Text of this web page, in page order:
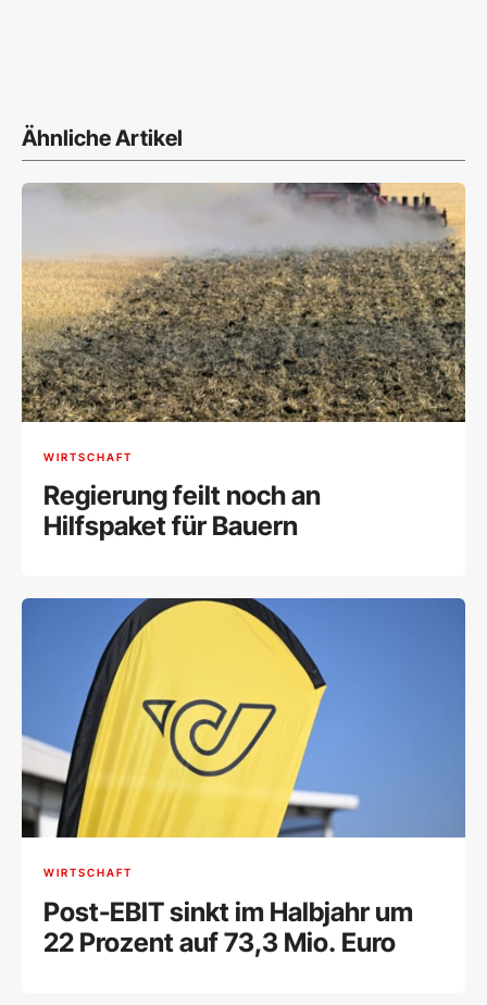
Ähnliche Artikel
WIRTSCHAFT
Regierung feilt noch an
Hilfspaket für Bauern
WIRTSCHAFT
Post-EBIT sinkt im Halbjahr um
22 Prozent auf 73,3 Mio. Euro